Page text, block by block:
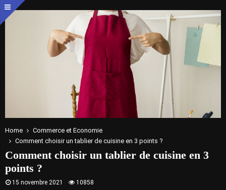
Home
Commerce et Economie
Comment choisir un tablier de cuisine en 3 points ?
Comment choisir un tablier de cuisine en 3
points ?
15 novembre 2021 10858